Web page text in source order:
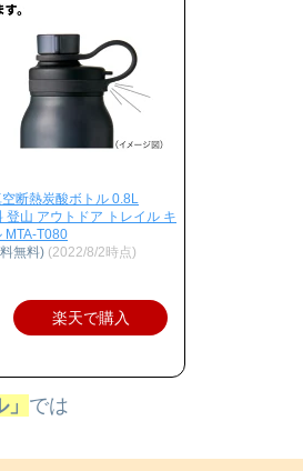
断熱炭酸ボトル 0.8L
山 アウトドア トレイル キ
MTA-T080
無料) (2022/8/2時点)
楽天で購入
では